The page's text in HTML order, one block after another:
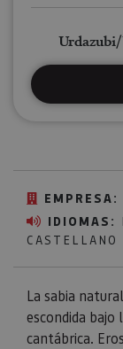
EMPRESA:
IDIOMAS:
CASTELLANO
La sabia
escondida bajo
cantábrica.